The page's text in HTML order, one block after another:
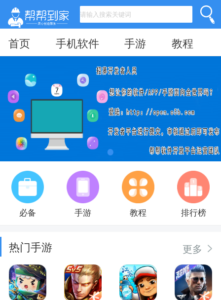
首页 手机软件 手游 教程
必备 手游 教程 排行榜
热门手游 更多